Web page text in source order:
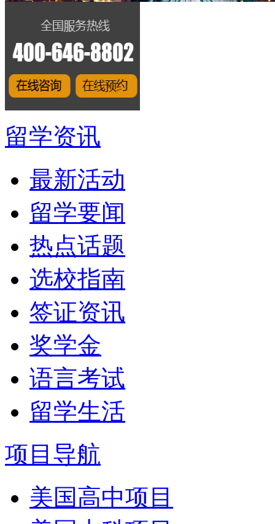
留学资讯
最新活动
留学要闻
热点话题
选校指南
签证资讯
奖学金
语言考试
留学生活
项目导航
美国高中项目